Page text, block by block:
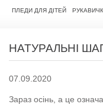
ПЛЕДИ ДЛЯ ДІТЕЙ
НАТУРАЛЬНІ
07.09.2020
Зараз осінь, а це